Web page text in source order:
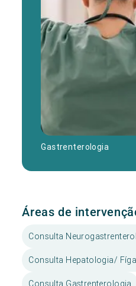
Gastrenterologia
Áreas de
Consulta
Consulta Hepatologia/
Consulta Gastrenterologia